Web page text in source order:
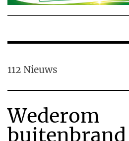
112 Nieuws
Wederom
buitenbrand